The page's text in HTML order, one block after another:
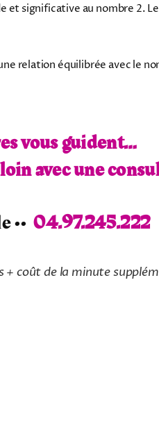
significative au nombre 2.
relation équilibrée avec le
vous guident…
avec une
•• 04.97.245.222
+ coût de la minute